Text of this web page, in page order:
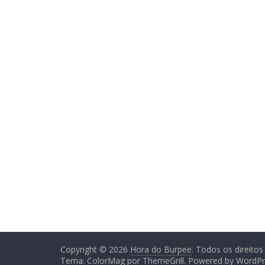
Copyright © 2026 Hora do Burpee. Todos os
Tema: ColorMag por ThemeGrill. Powered by